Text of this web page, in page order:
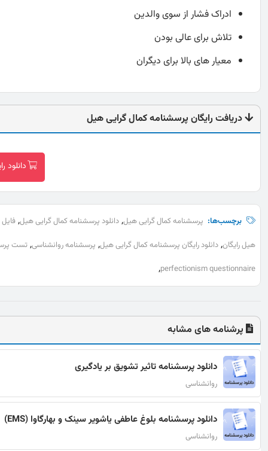
ادراک فشار از سوی والدین
تلاش برای عالی بودن
معیار های بالا برای دیگران
دریافت رایگان پرسشنامه کمال گرایی هیل
دانلود
برچسب‌ها: پرسشنامه کمال گرایی هیل, دانلود پرسشنامه کمال گرایی هیل,
هیل رایگان, دانلود رایگان پرسشنامه کمال گرایی هیل, پرسشنامه روانشناسی,تست
perfectionism questionnaire
,
پرشنامه های مشابه
دانلود پرسشنامه تاثیر تشویق بر یادگیری
روانشناسی
دانلود پرسشنامه بلوغ عاطفی یاشویر سینک و بهارگاوا (EMS)
روانشناسی